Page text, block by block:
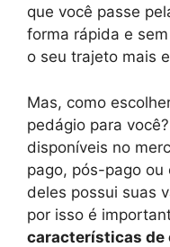
que você passe
forma rápida e
o seu trajeto mais
Mas, como
pedágio para
disponíveis no
pago, pós-pago ou
deles possui suas
por isso é
características de